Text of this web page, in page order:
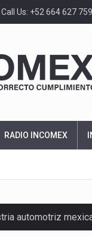
Call Us: +52 664 627
RADIO INCOMEX
automotriz